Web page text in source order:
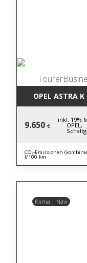
OPEL ASTRA
9.650 €
inkl. 19%
OPEL,
CO₂-Emissionen
l/100 km
Klima | Navi